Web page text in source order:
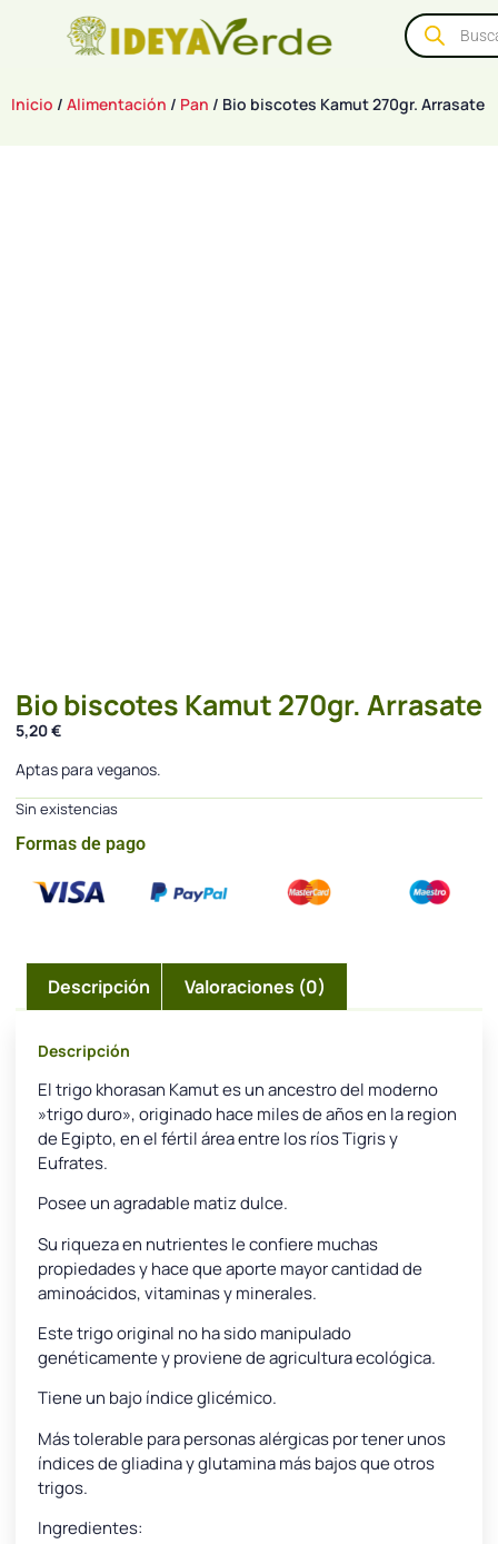
Inicio / Alimentación / Pan / Bio biscotes Kamut 270gr. Arrasate
Bio biscotes Kamut 270gr. Arrasate
5,20€
Aptas para veganos.
Sin existencias
Formas de pago
Descripción Valoraciones (0)
Descripción
El trigo khorasan Kamut es un ancestro del moderno
»trigo duro», originado hace miles de años en la region
de Egipto, en el fértil área entre los ríos Tigris y
Eufrates.
Posee un agradable matiz dulce.
Su riqueza en nutrientes le confiere muchas
propiedades y hace que aporte mayor cantidad de
aminoácidos, vitaminas y minerales.
Este trigo original no ha sido manipulado
genéticamente y proviene de agricultura ecológica.
Tiene un bajo índice glicémico.
Más tolerable para personas alérgicas por tener unos
índices de gliadina y glutamina más bajos que otros
trigos.
Ingredientes: